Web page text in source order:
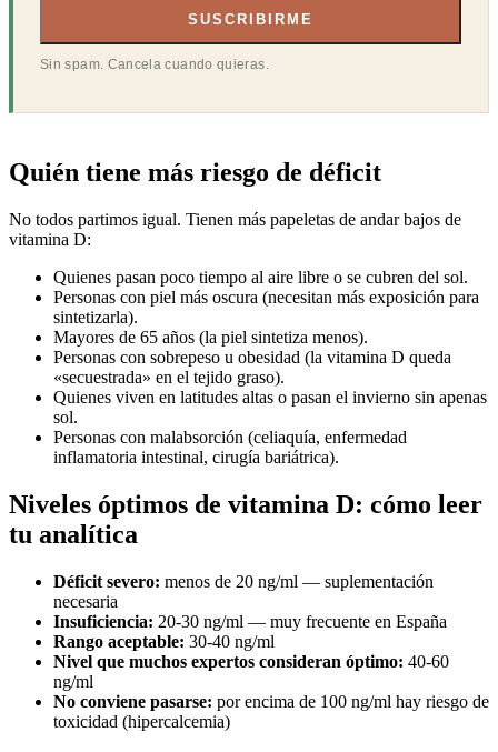
SUSCRIBIRME
Sin spam. Cancela cuando quieras.
Quién tiene más riesgo de déficit
No todos partimos igual. Tienen más papeletas de andar bajos de
vitamina D:
Quienes pasan poco tiempo al aire libre o se cubren del sol.
Personas con piel más oscura (necesitan más exposición para
sintetizarla).
Mayores de 65 años (la piel sintetiza menos).
Personas con sobrepeso u obesidad (la vitamina D queda
«secuestrada» en el tejido graso).
Quienes viven en latitudes altas o pasan el invierno sin apenas
sol.
Personas con malabsorción (celiaquía, enfermedad
inflamatoria intestinal, cirugía bariátrica).
Niveles óptimos de vitamina D: cómo leer
tu analítica
Déficit severo: menos de 20 ng/ml — suplementación
necesaria
Insuficiencia: 20-30 ng/ml — muy frecuente en España
Rango aceptable: 30-40 ng/ml
Nivel que muchos expertos consideran óptimo: 40-60
ng/ml
No conviene pasarse: por encima de 100 ng/ml hay riesgo de
toxicidad (hipercalcemia)